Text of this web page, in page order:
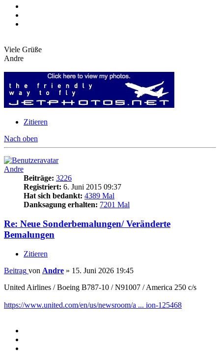
Viele Grüße
Andre
Zitieren
Nach oben
Andre
Beiträge: 3226
Registriert: 6. Juni 2015 09:37
Hat sich bedankt: 4389 Mal
Danksagung erhalten: 7201 Mal
Re: Neue Sonderbemalungen/ Veränderte
Bemalungen
Zitieren
Beitrag von Andre » 15. Juni 2026 19:45
United Airlines / Boeing B787-10 / N91007 / America 250 c/s
https://www.united.com/en/us/newsroom/a ... ion-125468